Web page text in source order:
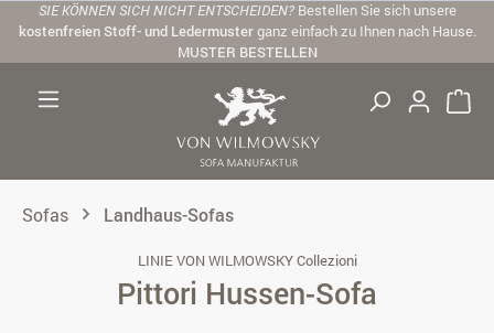
Zum Hauptinhalt springen
SIE KÖNNEN SICH NICHT ENTSCHEIDEN? Bestellen Sie sich unsere
kostenfreien Stoff- und Ledermusterganz einfach zu Ihnen nach Hause.
MUSTER BESTELLEN
Sofas Landhaus-Sofas
LINIE VON WILMOWSKY Collezioni
Pittori Hussen-Sofa